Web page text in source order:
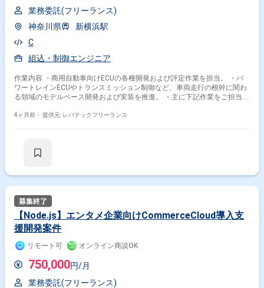
業務委託(フリーランス)
神奈川県
新横浜駅
C
組込・制御エンジニア
作業内容 ・商用自動車向けECUの各種開発および評定作業を担当。 ・パ
ワートレインECUやトランスミッション制御など、車両走行の根幹に関わ
る領域のモデルベース開発および実装を推進。 ・主に下記作業をご担当い
よびC言語実装 -CAN通信を用いたECU間連携の設計および検証 -パワ
4ヶ月前・ 提供元: レバテックフリーランス
【Node.js】エンタメ企業向けCommerceCloud導入支
援開発案件
リモート可 オンライン商談OK
750,000円/月
業務委託(フリーランス)